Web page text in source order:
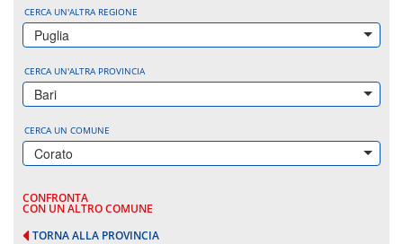
CERCA UN'ALTRA REGIONE
Puglia
CERCA UN'ALTRA PROVINCIA
Bari
CERCA UN COMUNE
Corato
CONFRONTA
CON UN ALTRO COMUNE
TORNA ALLA PROVINCIA